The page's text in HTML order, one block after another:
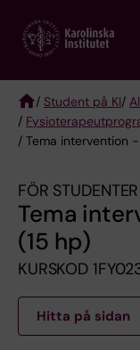
main
Breadcrumb
/ Student på KI/
/
/ Tema intervention
FÖR
Tema
(15 hp)
KURSKOD
Hitta på sidan